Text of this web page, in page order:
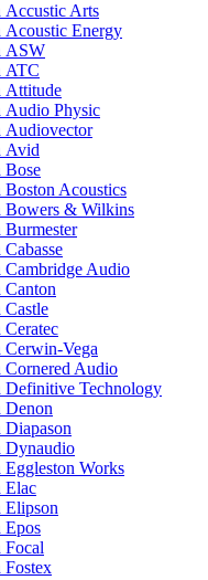
Accustic Arts
Acoustic Energy
ASW
ATC
Attitude
Audio Physic
Audiovector
Avid
Bose
Acoustics
Bowers & Wilkins
Burmester
Cambridge Audio
Canton
Castle
Cerwin-Vega
Cornered Audio
Definitive Technology
Denon
Diapason
Dynaudio
Works
Elac
Elipson
Epos
Focal
Fostex